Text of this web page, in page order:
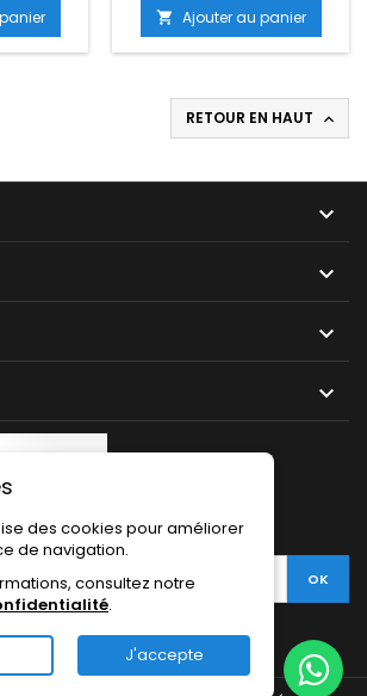
 Ajouter au panier
RETOUR EN HAUT 




des cookies pour améliorer
de navigation.
consultez notre
.
J'accepte
NEWSLETTER: